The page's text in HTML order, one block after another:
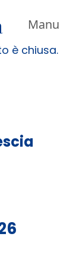
Manu
è chiusa.